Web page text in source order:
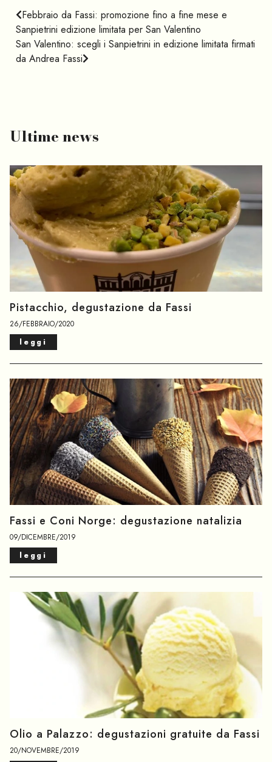
Febbraio da Fassi: promozione fino a fine mese e
Sanpietrini edizione limitata per San Valentino
San Valentino: scegli i Sanpietrini in edizione limitata firmati
da Andrea Fassi
Ultime news
Pistacchio, degustazione da Fassi
26/FEBBRAIO/2020
leggi
Fassi e Coni Norge: degustazione natalizia
09/DICEMBRE/2019
leggi
Olio a Palazzo: degustazioni gratuite da Fassi
20/NOVEMBRE/2019